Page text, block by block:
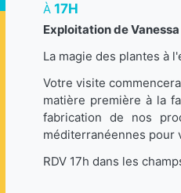
À 17H
Exploitation de Vanessa
La magie des plantes à
Votre visite
matière première à la
fabrication de nos
méditerranéennes pour
RDV 17h dans les